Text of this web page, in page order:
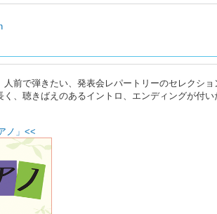
前で弾きたい、発表会レパートリーのセレクシ
、聴きばえのあるイントロ、エンディングが付
ノ」<<